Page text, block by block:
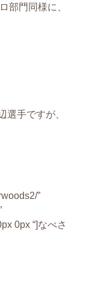
部門同様に、
選手ですが、
”
0px “]なべさ